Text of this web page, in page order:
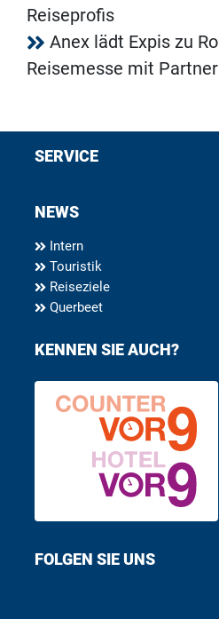
Reiseprofis
Anex lädt Expis zu
Reisemesse mit
SERVICE
NEWS
Intern
Touristik
Reiseziele
Querbeet
KENNEN SIE AUCH?
FOLGEN SIE UNS